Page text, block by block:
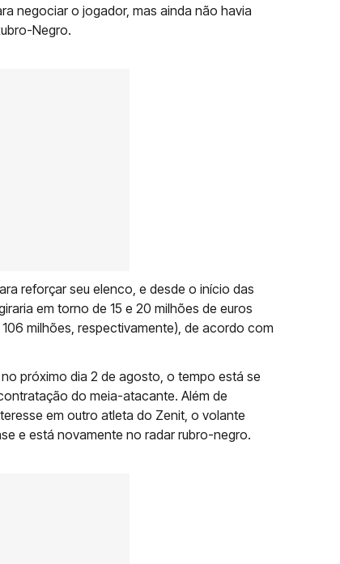
negociar o jogador, mas ainda não havia
Negro.
reforçar seu elenco, e desde o início das
em torno de 15 e 20 milhões de euros
milhões, respectivamente), de acordo com
próximo dia 2 de agosto, o tempo está se
do meia-atacante. Além de
em outro atleta do Zenit, o volante
e está novamente no radar rubro-negro.